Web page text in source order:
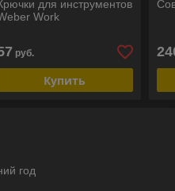
для инструментов
Work
руб.
Купить
год